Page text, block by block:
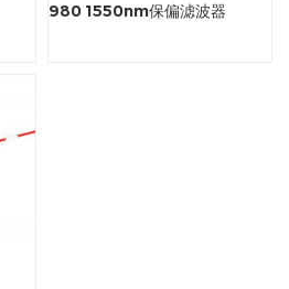
980 1550nm保偏滤波器